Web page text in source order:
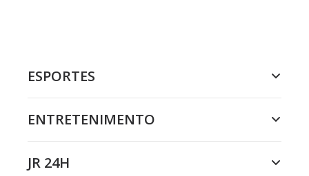
ESPORTES
ENTRETENIMENTO
JR 24H